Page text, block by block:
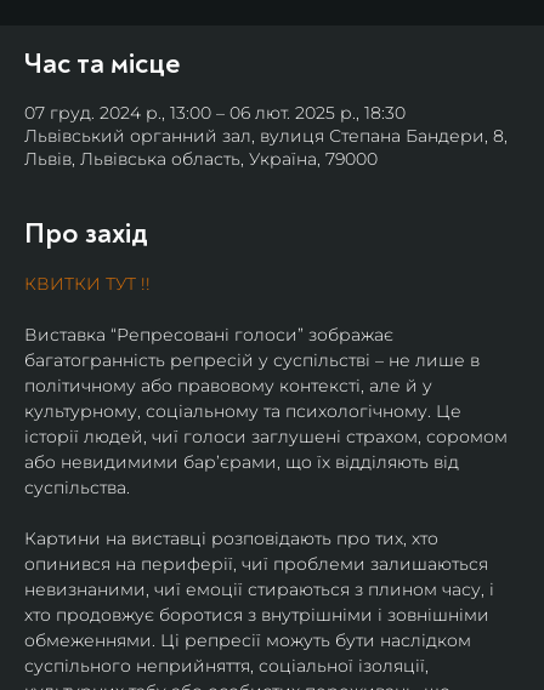
Час та місце
07 груд. 2024 р., 13:00 – 06 лют. 2025 р., 18:30
Львівський органний зал, вулиця Степана Бандери, 8,
Львів, Львівська область, Україна, 79000
Про захід
КВИТКИ ТУТ !!
Виставка “Репресовані голоси” зображає
багатогранність репресій у суспільстві – не лише в
політичному або правовому контексті, але й у
культурному, соціальному та психологічному. Це
історії людей, чиї голоси заглушені страхом, соромом
або невидимими бар’єрами, що їх відділяють від
суспільства.
Картини на виставці розповідають про тих, хто
опинився на периферії, чиї проблеми залишаються
невизнаними, чиї емоції стираються з плином часу, і
хто продовжує боротися з внутрішніми і зовнішніми
обмеженнями. Ці репресії можуть бути наслідком
суспільного неприйняття, соціальної ізоляції,